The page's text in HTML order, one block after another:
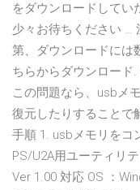
をダウンロードしてい
少々お待ちください …
第、ダウンロードには
ちらからダウンロード
この問題なら、usbメ
復元したりすることで
手順 1. usbメモリをコ
PS/U2A用ユーティリ
Ver 1.00 対応 OS ：